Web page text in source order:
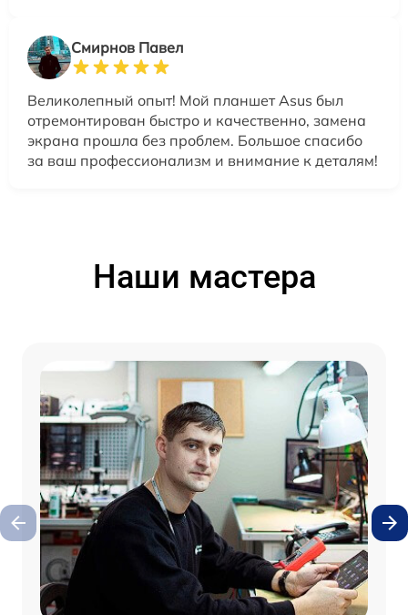
Смирнов Павел
Великолепный опыт! Мой планшет Asus был
отремонтирован быстро и качественно, замена
экрана прошла без проблем. Большое спасибо
за ваш профессионализм и внимание к деталям!
Наши мастера